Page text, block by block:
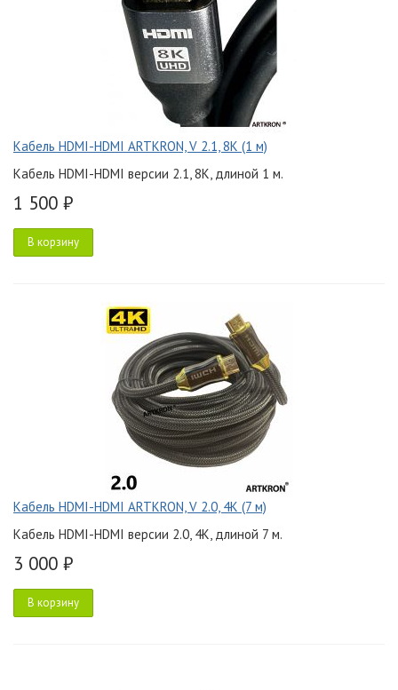
Кабель HDMI-HDMI ARTKRON, V 2.1, 8K (1 м)
Кабель HDMI-HDMI версии 2.1, 8K, длиной 1 м.
1 500 ₽
В корзину
Кабель HDMI-HDMI ARTKRON, V 2.0, 4K (7 м)
Кабель HDMI-HDMI версии 2.0, 4K, длиной 7 м.
3 000 ₽
В корзину